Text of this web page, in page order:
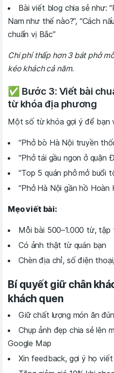
Bài viết blog chia sẻ như:
Nam như thế nào?”, “Cách
chuẩn vị Bắc”
Chi phí thấp hơn 3 bát phở
kéo khách cả năm.
✅ Bước 3: Viết bài
từ khóa địa phương
Một số từ khóa gợi ý để bạn
“Phở bò Hà Nội truyền
“Phở tái gầu ngon ở quận
“Top 5 quán phở mở buổi
“Phở Hà Nội gần hồ Hoàn
Mẹo viết bài:
Mỗi bài 500–1.000 từ,
Có ảnh thật từ quán bạn
Chèn địa chỉ, số điện
Bí quyết giữ chân
khách quen
Giữ chất lượng món ăn
Chụp ảnh đẹp chia sẻ lên
Google Map
Xin feedback, gợi ý họ viết